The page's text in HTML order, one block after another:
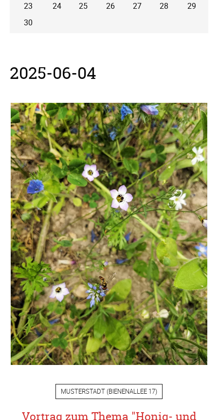
23
24 25 26 27 28
29
30
2025-06-04
MUSTERSTADT (BIENENALLEE 17)
Vortrag zum Thema "Honig- und